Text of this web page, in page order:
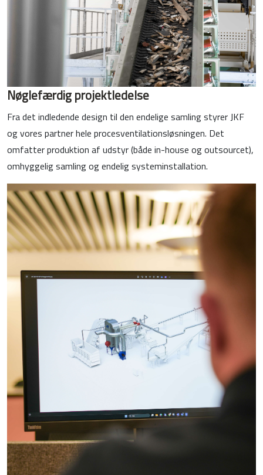
Nøglefærdig projektledelse
Fra det indledende design til den endelige samling styrer JKF
og vores partner hele procesventilationsløsningen. Det
omfatter produktion af udstyr (både in-house og outsourcet),
omhyggelig samling og endelig systeminstallation.